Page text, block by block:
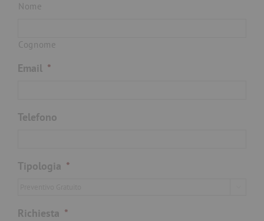
Nome
Cognome
Email *
Telefono
Tipologia *
Richiesta *